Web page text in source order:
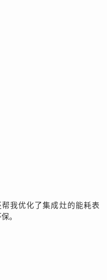
我优化了集成灶的能耗表
。